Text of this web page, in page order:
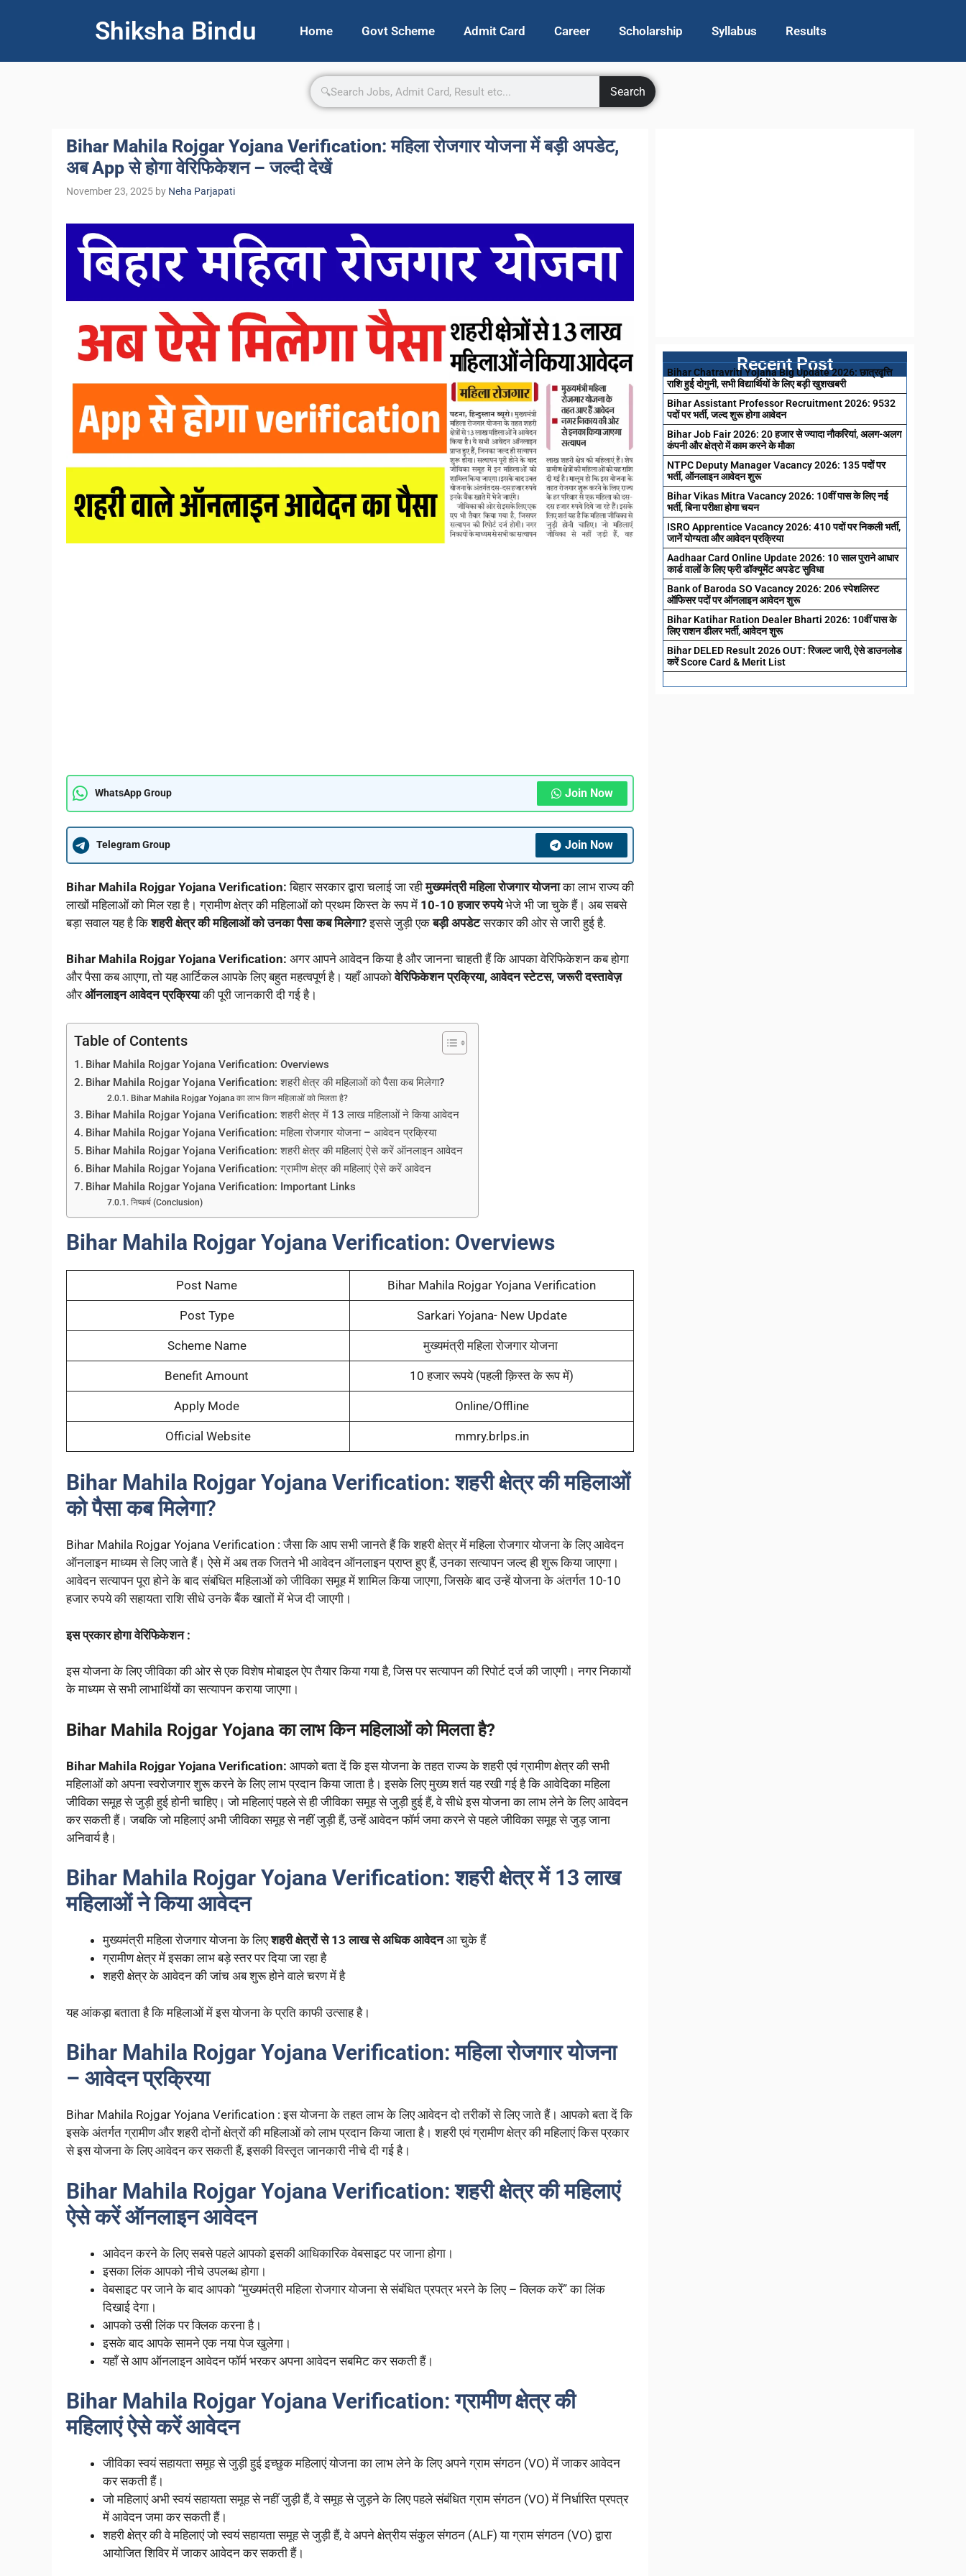
Shiksha Bindu Home Govt Scheme Admit Card Career Scholarship Syllabus Results
Search
Bihar Mahila Rojgar Yojana Verification: महिला रोजगार योजना में बड़ी अपडेट,
अब App से होगा वेरिफिकेशन – जल्दी देखें
November 23, 2025 by Neha Parjapati
WhatsApp Group Join Now
Telegram Group Join Now
Bihar Mahila Rojgar Yojana Verification: बिहार सरकार द्वारा चलाई जा रहीमुख्यमंत्री महिला रोजगार योजनाका लाभ राज्य की
लाखों महिलाओं को मिल रहा है। ग्रामीण क्षेत्र की महिलाओं को प्रथम किस्त के रूप में 10-10 हजार रुपयेभेजे भी जा चुके हैं। अब सबसे
बड़ा सवाल यह है किशहरी क्षेत्र की महिलाओं को उनका पैसा कब मिलेगा?इससे जुड़ी एकबड़ी अपडेटसरकार की ओर से जारी हुई है.
Bihar Mahila Rojgar Yojana Verification: अगर आपने आवेदन किया है और जानना चाहती हैं कि आपका वेरिफिकेशन कब होगा
और पैसा कब आएगा, तो यह आर्टिकल आपके लिए बहुत महत्वपूर्ण है। यहाँ आपकोवेरिफिकेशन प्रक्रिया, आवेदन स्टेटस, जरूरी दस्तावेज़
औरऑनलाइन आवेदन प्रक्रियाकी पूरी जानकारी दी गई है।
Table of Contents
Bihar Mahila Rojgar Yojana Verification: Overviews
Bihar Mahila Rojgar Yojana Verification: शहरी क्षेत्र की महिलाओं को पैसा कब मिलेगा?
Bihar Mahila Rojgar Yojana का लाभ किन महिलाओं को मिलता है?
Bihar Mahila Rojgar Yojana Verification: शहरी क्षेत्र में 13 लाख महिलाओं ने किया आवेदन
Bihar Mahila Rojgar Yojana Verification: महिला रोजगार योजना – आवेदन प्रक्रिया
Bihar Mahila Rojgar Yojana Verification: शहरी क्षेत्र की महिलाएं ऐसे करें ऑनलाइन आवेदन
Bihar Mahila Rojgar Yojana Verification: ग्रामीण क्षेत्र की महिलाएं ऐसे करें आवेदन
Bihar Mahila Rojgar Yojana Verification: Important Links
निष्कर्ष (Conclusion)
Bihar Mahila Rojgar Yojana Verification: Overviews
Post Name Bihar Mahila Rojgar Yojana Verification
Post Type Sarkari Yojana- New Update
Scheme Name मुख्यमंत्री महिला रोजगार योजना
Benefit Amount 10 हजार रूपये (पहली क़िस्त के रूप में)
Apply Mode Online/Offline
Official Website mmry.brlps.in
Bihar Mahila Rojgar Yojana Verification: शहरी क्षेत्र की महिलाओं
को पैसा कब मिलेगा?
Bihar Mahila Rojgar Yojana Verification : जैसा कि आप सभी जानते हैं कि शहरी क्षेत्र में महिला रोजगार योजना के लिए आवेदन
ऑनलाइन माध्यम से लिए जाते हैं। ऐसे में अब तक जितने भी आवेदन ऑनलाइन प्राप्त हुए हैं, उनका सत्यापन जल्द ही शुरू किया जाएगा।
आवेदन सत्यापन पूरा होने के बाद संबंधित महिलाओं को जीविका समूह में शामिल किया जाएगा, जिसके बाद उन्हें योजना के अंतर्गत 10-10
हजार रुपये की सहायता राशि सीधे उनके बैंक खातों में भेज दी जाएगी।
इस प्रकार होगा वेरिफिकेशन :
इस योजना के लिए जीविका की ओर से एक विशेष मोबाइल ऐप तैयार किया गया है, जिस पर सत्यापन की रिपोर्ट दर्ज की जाएगी। नगर निकायों
के माध्यम से सभी लाभार्थियों का सत्यापन कराया जाएगा।
Bihar Mahila Rojgar Yojana का लाभ किन महिलाओं को मिलता है?
Bihar Mahila Rojgar Yojana Verification: आपको बता दें कि इस योजना के तहत राज्य के शहरी एवं ग्रामीण क्षेत्र की सभी
महिलाओं को अपना स्वरोजगार शुरू करने के लिए लाभ प्रदान किया जाता है। इसके लिए मुख्य शर्त यह रखी गई है कि आवेदिका महिला
जीविका समूह से जुड़ी हुई होनी चाहिए। जो महिलाएं पहले से ही जीविका समूह से जुड़ी हुई हैं, वे सीधे इस योजना का लाभ लेने के लिए आवेदन
कर सकती हैं। जबकि जो महिलाएं अभी जीविका समूह से नहीं जुड़ी हैं, उन्हें आवेदन फॉर्म जमा करने से पहले जीविका समूह से जुड़ जाना
अनिवार्य है।
Bihar Mahila Rojgar Yojana Verification: शहरी क्षेत्र में 13 लाख
महिलाओं ने किया आवेदन
मुख्यमंत्री महिला रोजगार योजना के लिएशहरी क्षेत्रों से 13 लाख से अधिक आवेदनआ चुके हैं
ग्रामीण क्षेत्र में इसका लाभ बड़े स्तर पर दिया जा रहा है
शहरी क्षेत्र के आवेदन की जांच अब शुरू होने वाले चरण में है
यह आंकड़ा बताता है कि महिलाओं में इस योजना के प्रति काफी उत्साह है।
Bihar Mahila Rojgar Yojana Verification: महिला रोजगार योजना
– आवेदन प्रक्रिया
Bihar Mahila Rojgar Yojana Verification : इस योजना के तहत लाभ के लिए आवेदन दो तरीकों से लिए जाते हैं। आपको बता दें कि
इसके अंतर्गत ग्रामीण और शहरी दोनों क्षेत्रों की महिलाओं को लाभ प्रदान किया जाता है। शहरी एवं ग्रामीण क्षेत्र की महिलाएं किस प्रकार
से इस योजना के लिए आवेदन कर सकती हैं, इसकी विस्तृत जानकारी नीचे दी गई है।
Bihar Mahila Rojgar Yojana Verification: शहरी क्षेत्र की महिलाएं
ऐसे करें ऑनलाइन आवेदन
आवेदन करने के लिए सबसे पहले आपको इसकी आधिकारिक वेबसाइट पर जाना होगा।
इसका लिंक आपको नीचे उपलब्ध होगा।
वेबसाइट पर जाने के बाद आपको “मुख्यमंत्री महिला रोजगार योजना से संबंधित प्रपत्र भरने के लिए – क्लिक करें” का लिंक
दिखाई देगा।
आपको उसी लिंक पर क्लिक करना है।
इसके बाद आपके सामने एक नया पेज खुलेगा।
यहाँ से आप ऑनलाइन आवेदन फॉर्म भरकर अपना आवेदन सबमिट कर सकती हैं।
Bihar Mahila Rojgar Yojana Verification: ग्रामीण क्षेत्र की
महिलाएं ऐसे करें आवेदन
जीविका स्वयं सहायता समूह से जुड़ी हुई इच्छुक महिलाएं योजना का लाभ लेने के लिए अपने ग्राम संगठन (VO) में जाकर आवेदन
कर सकती हैं।
जो महिलाएं अभी स्वयं सहायता समूह से नहीं जुड़ी हैं, वे समूह से जुड़ने के लिए पहले संबंधित ग्राम संगठन (VO) में निर्धारित प्रपत्र
में आवेदन जमा कर सकती हैं।
शहरी क्षेत्र की वे महिलाएं जो स्वयं सहायता समूह से जुड़ी हैं, वे अपने क्षेत्रीय संकुल संगठन (ALF) या ग्राम संगठन (VO) द्वारा
आयोजित शिविर में जाकर आवेदन कर सकती हैं।
Recent Post
Bihar Chatravriti Yojana Big Update 2026: छात्रवृत्ति
राशि हुई दोगुनी, सभी विद्यार्थियों के लिए बड़ी खुशखबरी
Bihar Assistant Professor Recruitment 2026: 9532
पदों पर भर्ती, जल्द शुरू होगा आवेदन
Bihar Job Fair 2026: 20 हजार से ज्यादा नौकरियां, अलग-अलग
कंपनी और क्षेत्रो में काम करने के मौका
NTPC Deputy Manager Vacancy 2026: 135 पदों पर
भर्ती, ऑनलाइन आवेदन शुरू
Bihar Vikas Mitra Vacancy 2026: 10वीं पास के लिए नई
भर्ती, बिना परीक्षा होगा चयन
ISRO Apprentice Vacancy 2026: 410 पदों पर निकली भर्ती,
जानें योग्यता और आवेदन प्रक्रिया
Aadhaar Card Online Update 2026: 10 साल पुराने आधार
कार्ड वालों के लिए फ्री डॉक्यूमेंट अपडेट सुविधा
Bank of Baroda SO Vacancy 2026: 206 स्पेशलिस्ट
ऑफिसर पदों पर ऑनलाइन आवेदन शुरू
Bihar Katihar Ration Dealer Bharti 2026: 10वीं पास के
लिए राशन डीलर भर्ती, आवेदन शुरू
Bihar DELED Result 2026 OUT: रिजल्ट जारी, ऐसे डाउनलोड
करें Score Card & Merit List